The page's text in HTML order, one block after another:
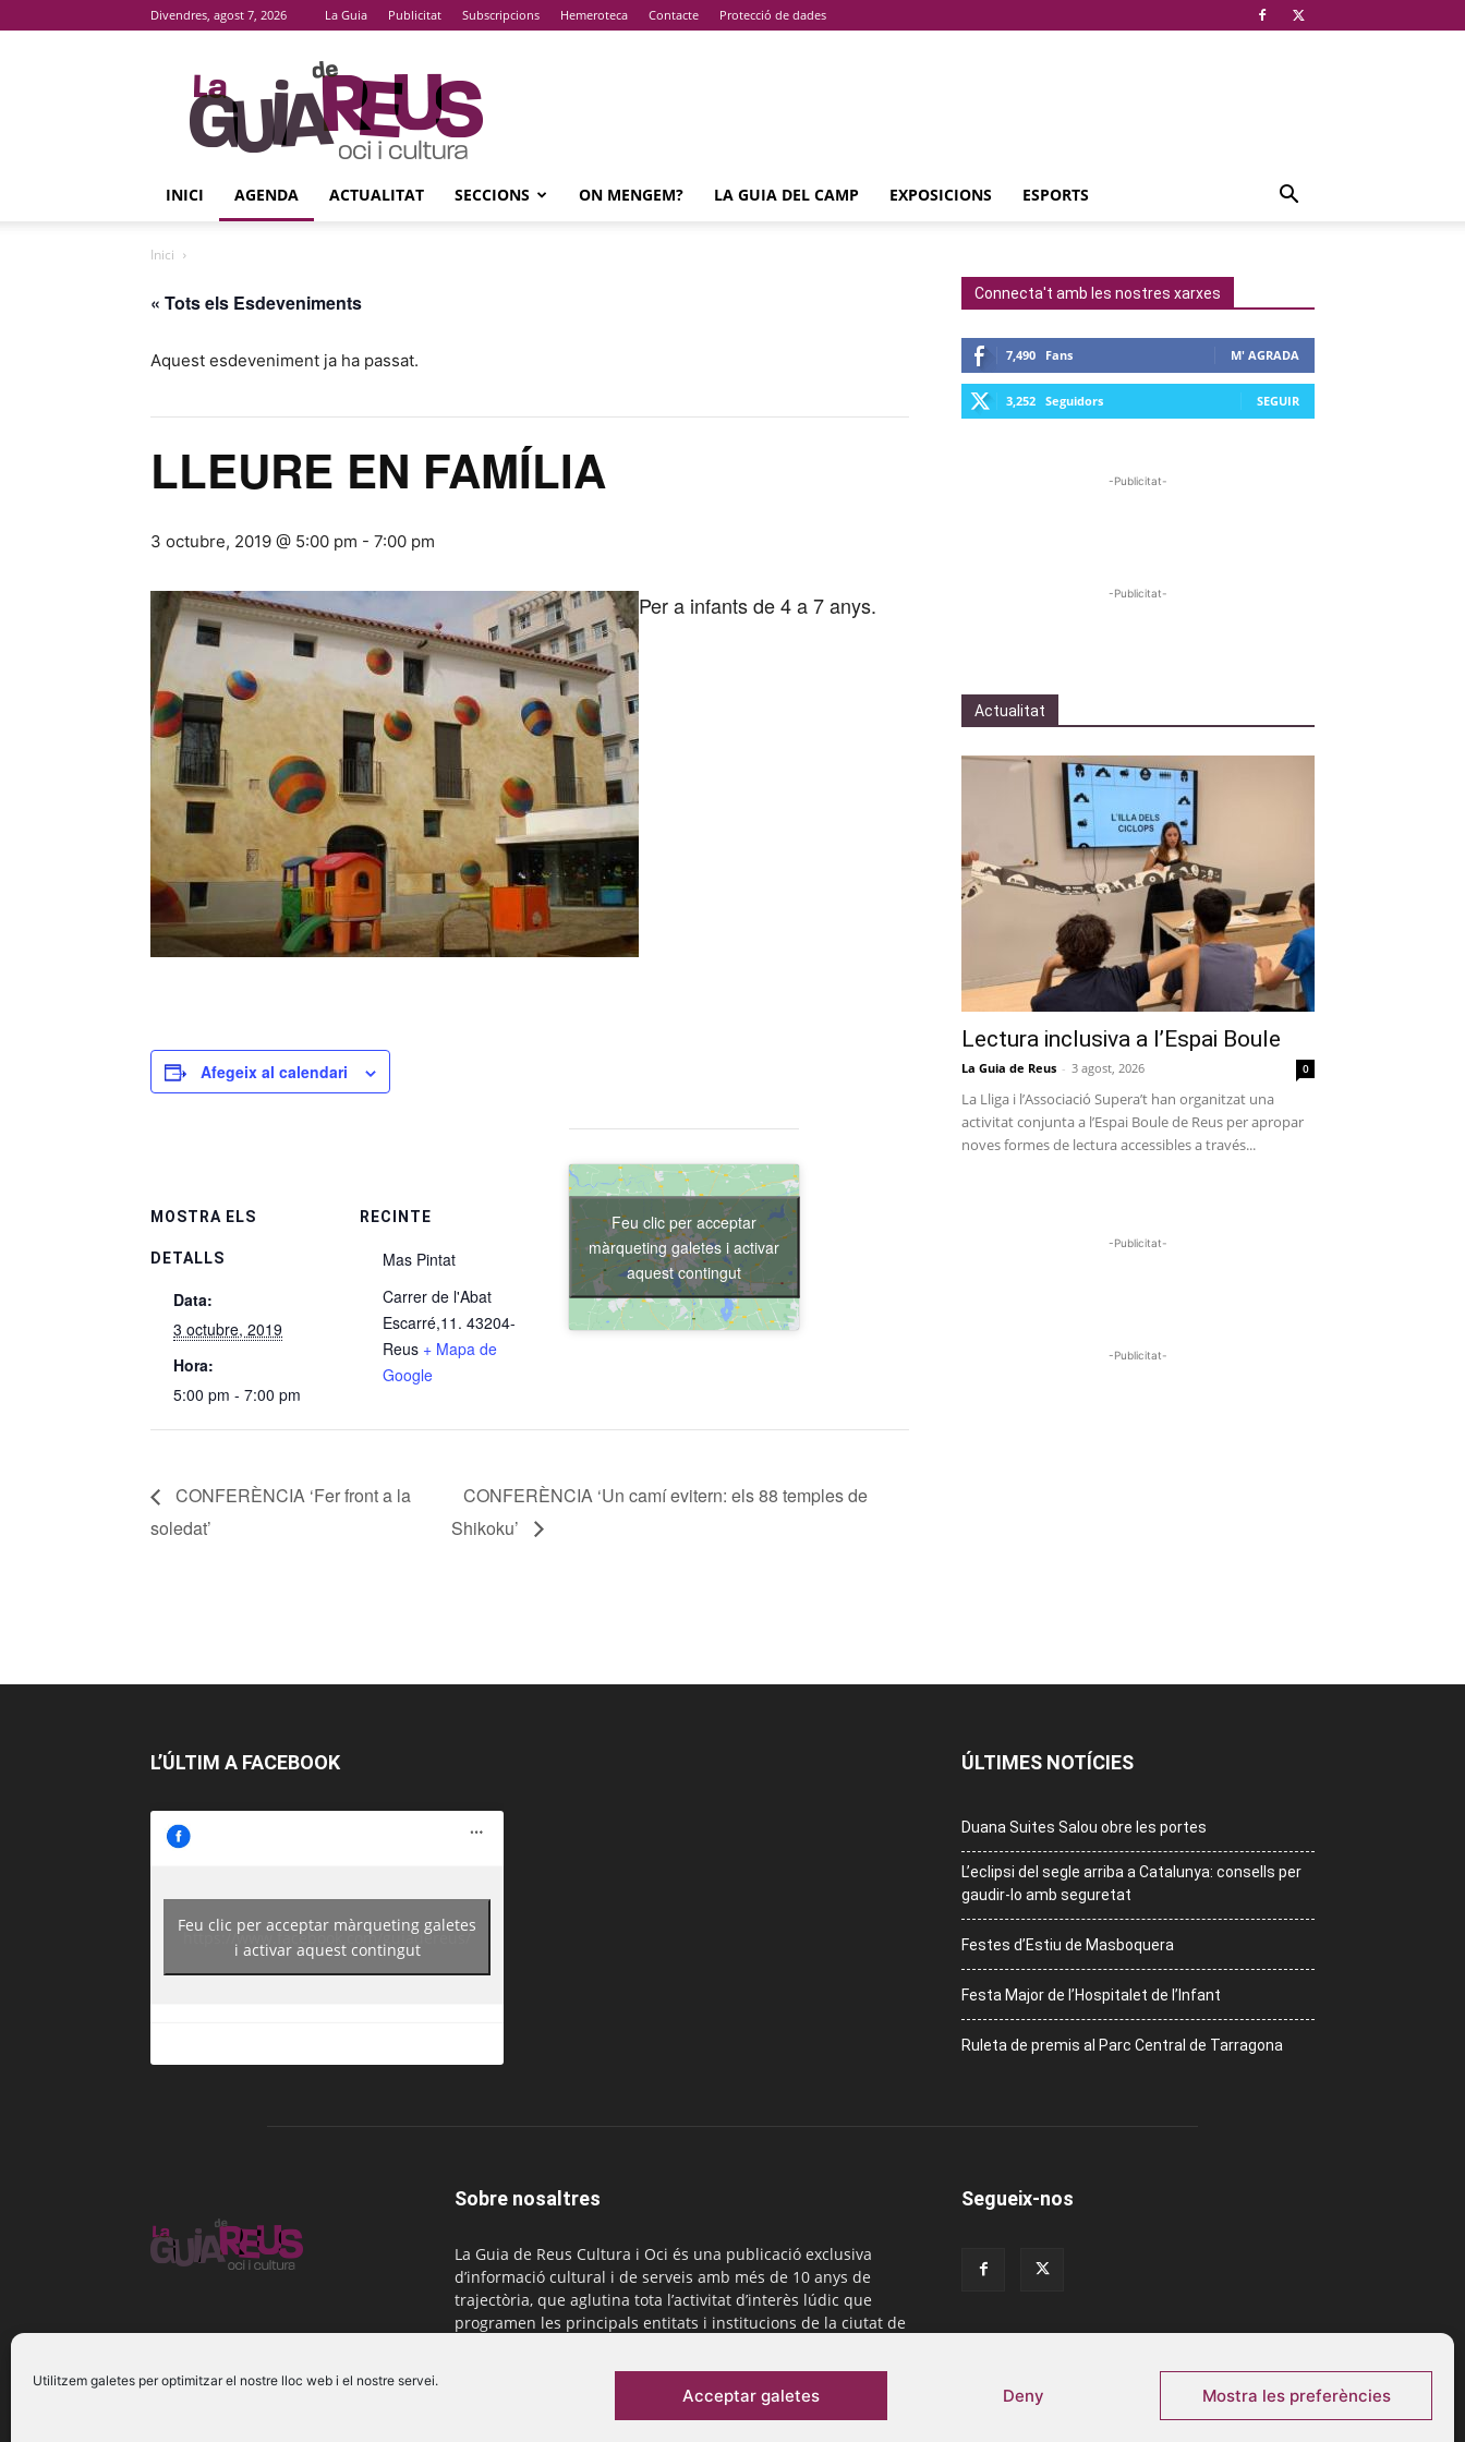
Utilitzem galetes per optimitzar el nostre lloc web i el nostre servei.
Acceptar galetes Deny Mostra les preferències
Divendres, agost 7, 2026 La Guia Publicitat Subscripcions Hemeroteca Contacte Protecció de dades
La
Guia
De
Reus
INICI AGENDA ACTUALITAT SECCIONS ON MENGEM? LA GUIA DEL CAMP EXPOSICIONS ESPORTS
Inici
« Tots els Esdeveniments
Aquest esdeveniment ja ha passat.
LLEURE EN FAMÍLIA
3 octubre, 2019 @ 5:00 pm - 7:00 pm
Per a infants de 4 a 7 anys.
Afegeix al calendari
MOSTRA ELS
DETALLS
Data:
3 octubre, 2019
Hora:
5:00 pm - 7:00 pm
RECINTE
Mas Pintat
Carrer de l'Abat
Escarré,11. 43204-
Reus + Mapa de
Google
Feu clic per acceptar
màrqueting galetes i activar
aquest contingut
CONFERÈNCIA ‘Fer front a la
soledat’
CONFERÈNCIA ‘Un camí evitern: els 88 temples de
Shikoku’
Connecta't amb les nostres xarxes
7,490 Fans M' AGRADA
3,252 Seguidors SEGUIR
-Publicitat-
-Publicitat-
Actualitat
Lectura inclusiva a l’Espai Boule
La Guia de Reus - 3 agost, 2026 0
La Lliga i l’Associació Supera’t han organitzat una
activitat conjunta a l’Espai Boule de Reus per apropar
noves formes de lectura accessibles a través...
-Publicitat-
-Publicitat-
L’ÚLTIM A FACEBOOK
https://www.facebook.com/guiadereus/
Feu clic per acceptar màrqueting galetes
i activar aquest contingut
ÚLTIMES NOTÍCIES
Duana Suites Salou obre les portes
L’eclipsi del segle arriba a Catalunya: consells per
gaudir-lo amb seguretat
Festes d’Estiu de Masboquera
Festa Major de l’Hospitalet de l’Infant
Ruleta de premis al Parc Central de Tarragona
Sobre nosaltres
La Guia de Reus Cultura i Oci és una publicació exclusiva
d’informació cultural i de serveis amb més de 10 anys de
trajectòria, que aglutina tota l’activitat d’interès lúdic que
programen les principals entitats i institucions de la ciutat de
comercial@laguiadereus.com
Segueix-nos